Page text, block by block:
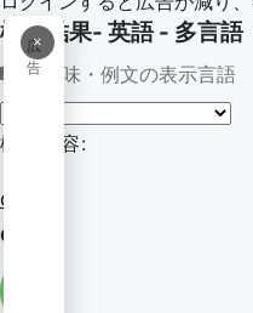
×
広
告
検索結果- 英語 - 多言語
意味・例文の表示言語
検索内容:
diet
diet